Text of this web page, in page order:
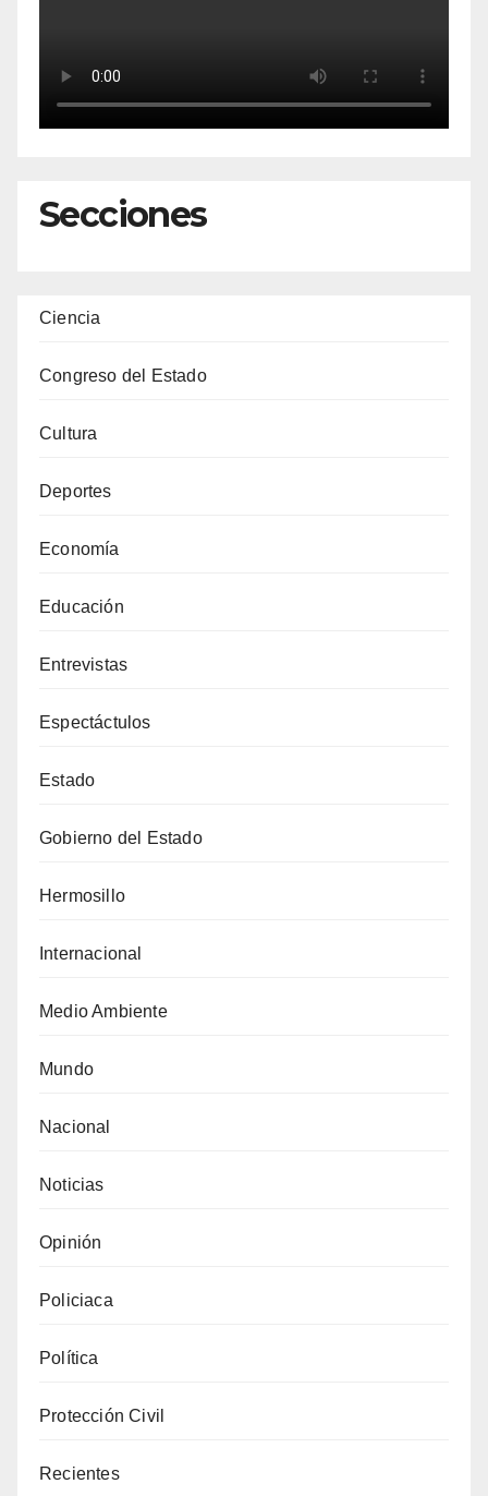
Secciones
Ciencia
Congreso del Estado
Cultura
Deportes
Economía
Educación
Entrevistas
Espectáctulos
Estado
Gobierno del Estado
Hermosillo
Internacional
Medio Ambiente
Mundo
Nacional
Noticias
Opinión
Policiaca
Política
Protección Civil
Recientes